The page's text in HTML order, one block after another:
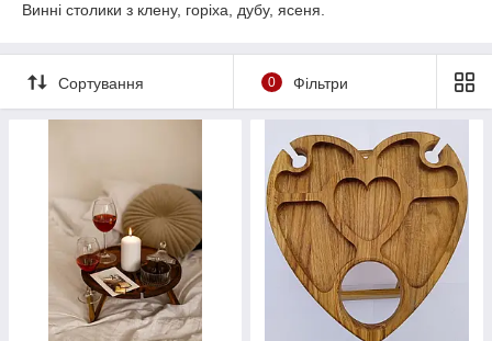
Винні столики з клену, горіха, дубу, ясеня.
Сортування 0 Фільтри